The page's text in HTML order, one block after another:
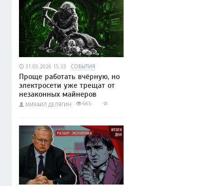
31.05.2026 15:33 СОБЫТИЯ
Проще работать вчёрную, но
электросети уже трещат от
незаконных майнеров
МИХАИЛ ДЕЛЯГИН 665